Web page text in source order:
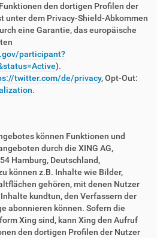
den dortigen Profilen der
unter dem Privacy-Shield-Abkommen
eine Garantie, das europäische
participant?
).
twitter.com/de/privacy, Opt-Out:
.
können Funktionen und
durch die XING AG,
Hamburg, Deutschland,
können z.B. Inhalte wie Bilder,
gehören, mit denen Nutzer
kundtun, den Verfassern der
abonnieren können. Sofern die
Xing sind, kann Xing den Aufruf
den dortigen Profilen der Nutzer